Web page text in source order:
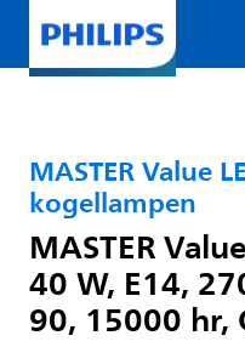
MASTER Value
kogellampen
MASTER
40 W, E14,
90, 15000 hr,